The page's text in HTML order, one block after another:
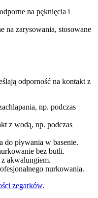
na pęknięcia i
na zarysowania, stosowane
odporność na kontakt z
np. podczas
z wodą, np. podczas
do pływania w basenie.
bez butli.
akwalungiem.
nurkowania.
zegarków.